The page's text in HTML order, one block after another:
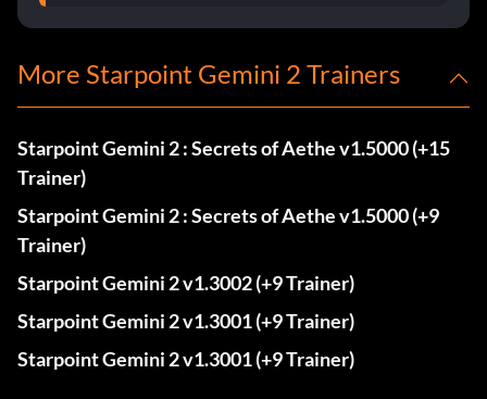
More Starpoint Gemini 2 Trainers
Starpoint Gemini 2 : Secrets of Aethe v1.5000 (+15
Trainer)
Starpoint Gemini 2 : Secrets of Aethe v1.5000 (+9
Trainer)
Starpoint Gemini 2 v1.3002 (+9 Trainer)
Starpoint Gemini 2 v1.3001 (+9 Trainer)
Starpoint Gemini 2 v1.3001 (+9 Trainer)